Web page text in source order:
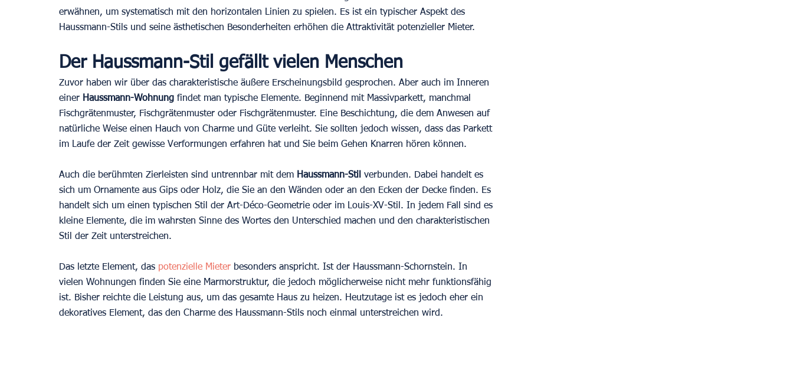
erwähnen, um systematisch mit den horizontalen Linien zu spielen. Es ist ein typischer Aspekt des
Haussmann-Stils und seine ästhetischen Besonderheiten erhöhen die Attraktivität potenzieller Mieter.
Der Haussmann-Stil gefällt vielen Menschen
Zuvor haben wir über das charakteristische äußere Erscheinungsbild gesprochen. Aber auch im Inneren
einer Haussmann-Wohnung findet man typische Elemente. Beginnend mit Massivparkett, manchmal
Fischgrätenmuster, Fischgrätenmuster oder Fischgrätenmuster. Eine Beschichtung, die dem Anwesen auf
natürliche Weise einen Hauch von Charme und Güte verleiht. Sie sollten jedoch wissen, dass das Parkett
im Laufe der Zeit gewisse Verformungen erfahren hat und Sie beim Gehen Knarren hören können.
Auch die berühmten Zierleisten sind untrennbar mit dem Haussmann-Stil verbunden. Dabei handelt es
sich um Ornamente aus Gips oder Holz, die Sie an den Wänden oder an den Ecken der Decke finden. Es
handelt sich um einen typischen Stil der Art-Déco-Geometrie oder im Louis-XV-Stil. In jedem Fall sind es
kleine Elemente, die im wahrsten Sinne des Wortes den Unterschied machen und den charakteristischen
Stil der Zeit unterstreichen.
Das letzte Element, das potenzielle Mieter besonders anspricht. Ist der Haussmann-Schornstein. In
vielen Wohnungen finden Sie eine Marmorstruktur, die jedoch möglicherweise nicht mehr funktionsfähig
ist. Bisher reichte die Leistung aus, um das gesamte Haus zu heizen. Heutzutage ist es jedoch eher ein
dekoratives Element, das den Charme des Haussmann-Stils noch einmal unterstreichen wird.